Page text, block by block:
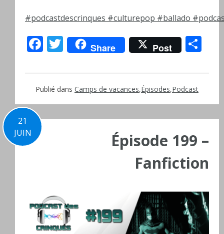
#podcastdescrinques #culturepop #ballado
Facebook
Twitter
Share Post
Publié dans Camps de vacances,Épisodes,Podcast
21
JUIN
Épisode 199 –
Fanfiction